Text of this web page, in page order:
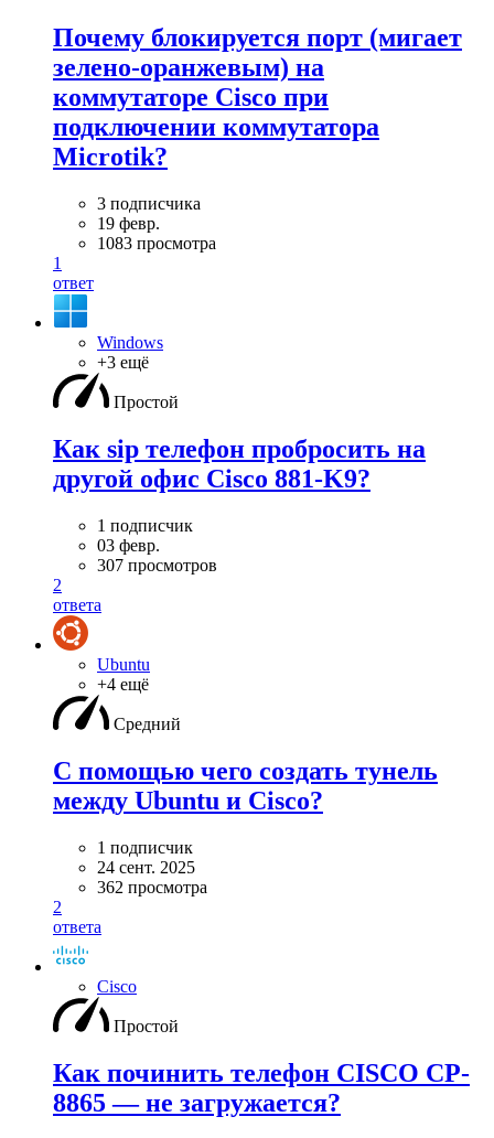
Почему блокируется порт (мигает
зелено-оранжевым) на
коммутаторе Cisco при
подключении коммутатора
Microtik?
3 подписчика
19 февр.
1083 просмотра
1
ответ
Windows
+3 ещё
Простой
Как sip телефон пробросить на
другой офис Cisco 881-K9?
1 подписчик
03 февр.
307 просмотров
2
ответа
Ubuntu
+4 ещё
Средний
С помощью чего создать тунель
между Ubuntu и Cisco?
1 подписчик
24 сент. 2025
362 просмотра
2
ответа
Cisco
Простой
Как починить телефон CISCO CP-
8865 — не загружается?